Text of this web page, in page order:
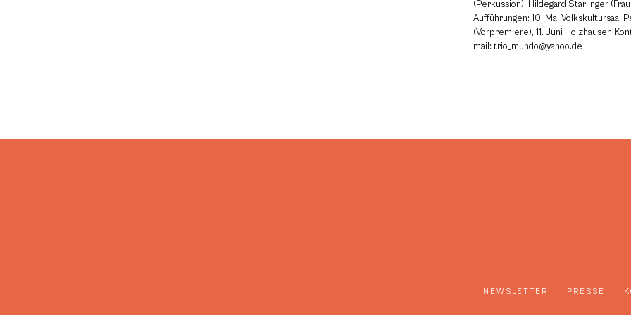
(Perkussion), Hildegard Starlinger
Aufführungen: 10. Mai Volkskultursaal
(Vorpremiere), 11. Juni Holzhausen
mail: trio_mundo@yahoo.de
NEWSLETTER PRESSE